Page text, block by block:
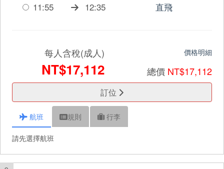
11:55
12:35 直飛
每人含稅(成人)
NT$17,112
價格明細
總價 NT$17,112
訂位
航班 規則 行李
請先選擇航班